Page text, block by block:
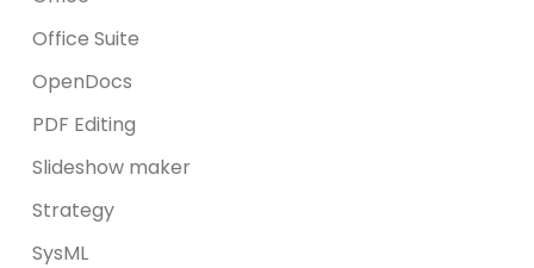
Office Suite
OpenDocs
PDF Editing
Slideshow maker
Strategy
SysML